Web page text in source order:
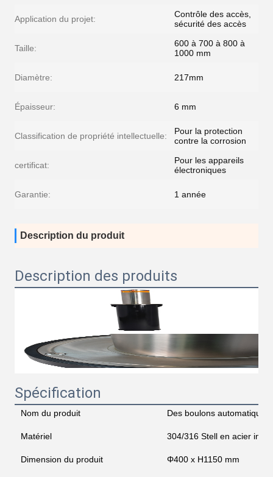
Application du projet:
Contrôle des accès,
sécurité des accès
Taille:
600 à 700 à 800 à
1000 mm
Diamètre: 217mm
Épaisseur: 6 mm
Classification de propriété intellectuelle:
Pour la protection
contre la corrosion
certificat:
Pour les appareils
électroniques
Garantie: 1 année
Description du produit
Description des produits
Spécification
Nom du produit Des boulons automatiques
Matériel 304/316 Stell en acier
Dimension du produit Φ400 x H1150 mm